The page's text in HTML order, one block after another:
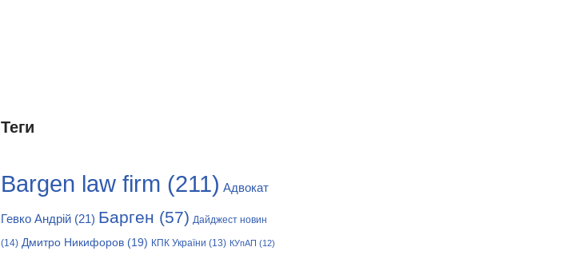
Теги
Bargen law firm (211) Адвокат
Гевко Андрій(21) Барген (57) Дайджест новин
(14) Дмитро Никифоров(19) КПК України (13) КУпАП (12)